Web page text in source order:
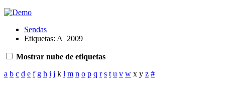
Sendas
Etiquetas: A_2009
Mostrar nube de etiquetas
a b c d e f g h i j k l m n o p q r s t u v w x y z #